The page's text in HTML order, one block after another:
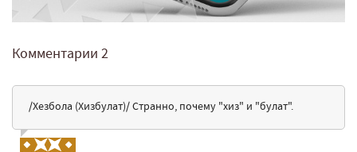
Комментарии 2
/Хезбола (Хизбулат)/ Странно, почему "хиз" и "булат".